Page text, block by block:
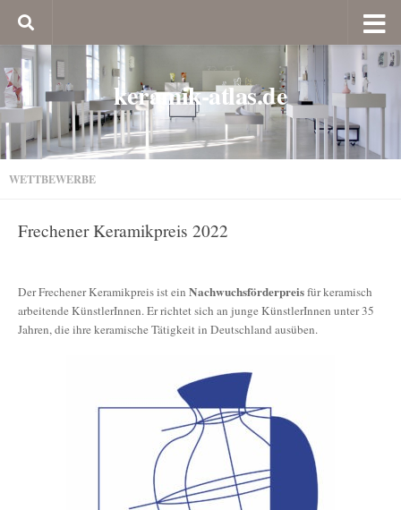
keramik-atlas.de
WETTBEWERBE
Frechener Keramikpreis 2022
Der Frechener Keramikpreis ist ein Nachwuchsförderpreisfür keramisch
arbeitende KünstlerInnen. Er richtet sich an junge KünstlerInnen unter 35
Jahren, die ihre keramische Tätigkeit in Deutschland ausüben.